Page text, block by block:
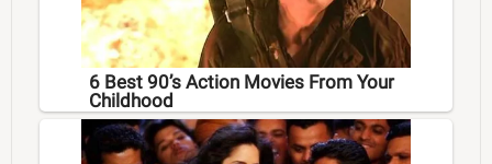
6 Best 90’s Action Movies From Your
Childhood